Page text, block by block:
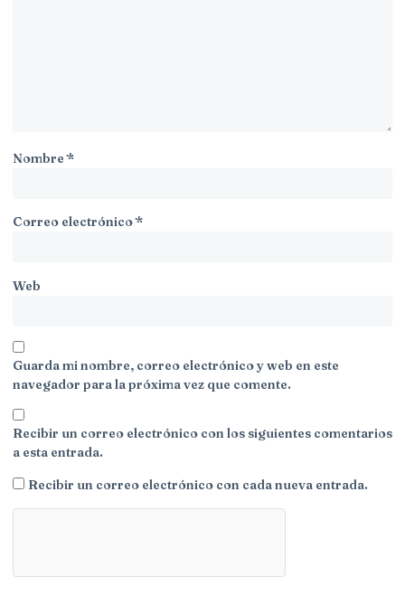
Nombre*
Correo electrónico*
Web
Guarda mi nombre, correo electrónico y web en este
navegador para la próxima vez que comente.
Recibir un correo electrónico con los siguientes comentarios
a esta entrada.
Recibir un correo electrónico con cada nueva entrada.